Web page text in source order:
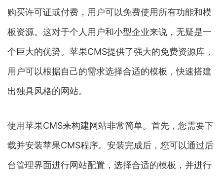
购买许可证或付费，用户可以免费使用所有功能和模
板资源。这对于个人用户和小型企业来说，无疑是一
个巨大的优势。苹果CMS提供了强大的免费资源库，
用户可以根据自己的需求选择合适的模板，快速搭建
出独具风格的网站。
使用苹果CMS来构建网站非常简单。首先，您需要下
载并安装苹果CMS程序。安装完成后，您可以通过后
台管理界面进行网站配置，选择合适的模板，并进行